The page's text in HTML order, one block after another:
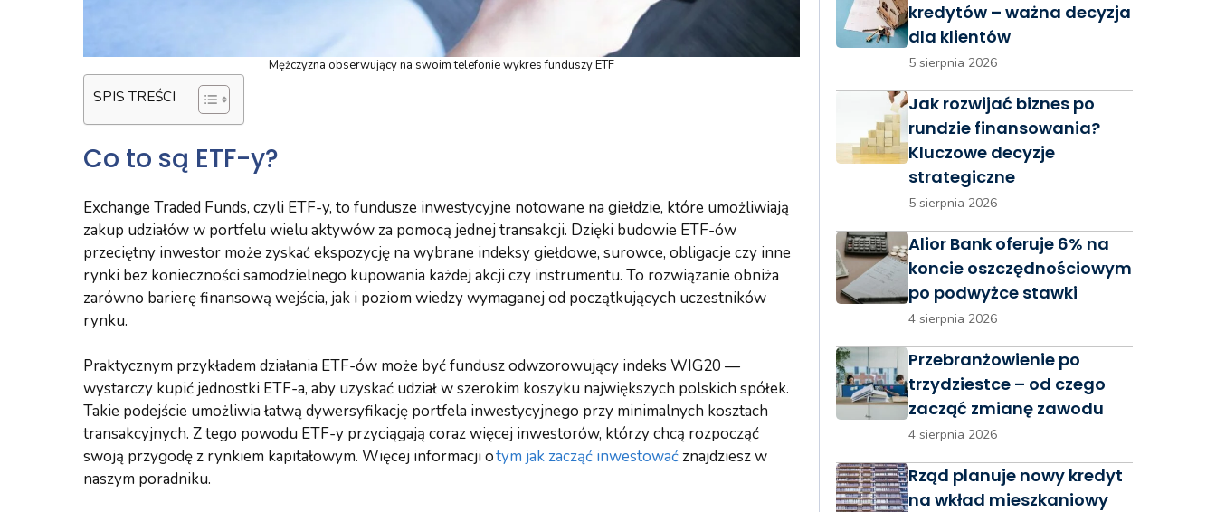
Mężczyzna obserwujący na swoim telefonie wykres funduszy ETF
SPIS TREŚCI
Co to są ETF-y?
Exchange Traded Funds, czyli ETF-y, to fundusze inwestycyjne notowane na giełdzie, które umożliwiają
zakup udziałów w portfelu wielu aktywów za pomocą jednej transakcji. Dzięki budowie ETF-ów
przeciętny inwestor może zyskać ekspozycję na wybrane indeksy giełdowe, surowce, obligacje czy inne
rynki bez konieczności samodzielnego kupowania każdej akcji czy instrumentu. To rozwiązanie obniża
zarówno barierę finansową wejścia, jak i poziom wiedzy wymaganej od początkujących uczestników
rynku.
Praktycznym przykładem działania ETF-ów może być fundusz odwzorowujący indeks WIG20 —
wystarczy kupić jednostki ETF-a, aby uzyskać udział w szerokim koszyku największych polskich spółek.
Takie podejście umożliwia łatwą dywersyfikację portfela inwestycyjnego przy minimalnych kosztach
transakcyjnych. Z tego powodu ETF-y przyciągają coraz więcej inwestorów, którzy chcą rozpocząć
swoją przygodę z rynkiem kapitałowym. Więcej informacji otym jak zacząć inwestowaćznajdziesz w
naszym poradniku.
kredytów – ważna decyzja
dla klientów
5 sierpnia 2026
Jak rozwijać biznes po
rundzie finansowania?
Kluczowe decyzje
strategiczne
5 sierpnia 2026
Alior Bank oferuje 6% na
koncie oszczędnościowym
po podwyżce stawki
4 sierpnia 2026
Przebranżowienie po
trzydziestce – od czego
zacząć zmianę zawodu
4 sierpnia 2026
Rząd planuje nowy kredyt
na wkład mieszkaniowy